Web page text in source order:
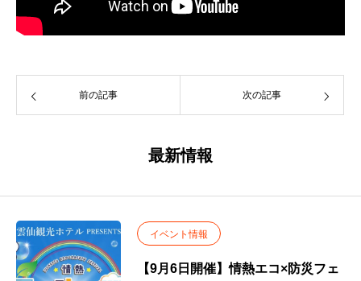
前の記事 次の記事
最新情報
イベント情報
【9月6日開催】情熱エコ×防災フェ